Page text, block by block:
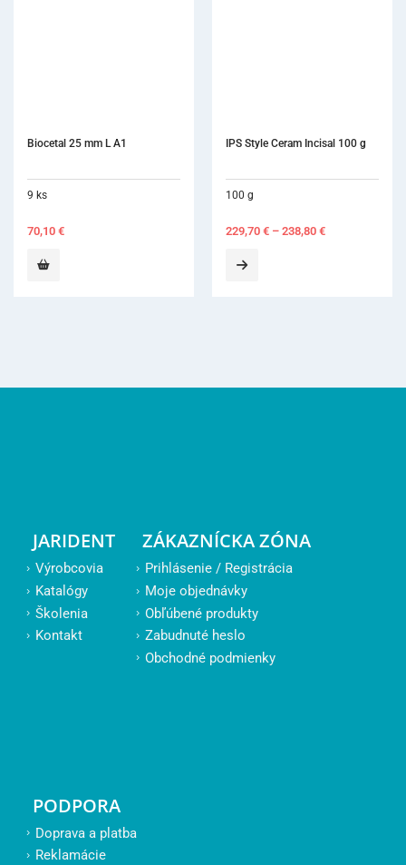
Biocetal 25 mm L A1
9 ks
70,10 €
IPS Style Ceram Incisal 100 g
100 g
229,70 € – 238,80 €
JARIDENT
Výrobcovia
Katalógy
Školenia
Kontakt
ZÁKAZNÍCKA ZÓNA
Prihlásenie / Registrácia
Moje objednávky
Obľúbené produkty
Zabudnuté heslo
Obchodné podmienky
PODPORA
Doprava a platba
Reklamácie